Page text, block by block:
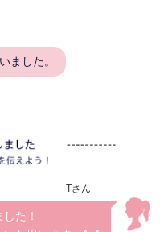
ました。
Tさん
た！